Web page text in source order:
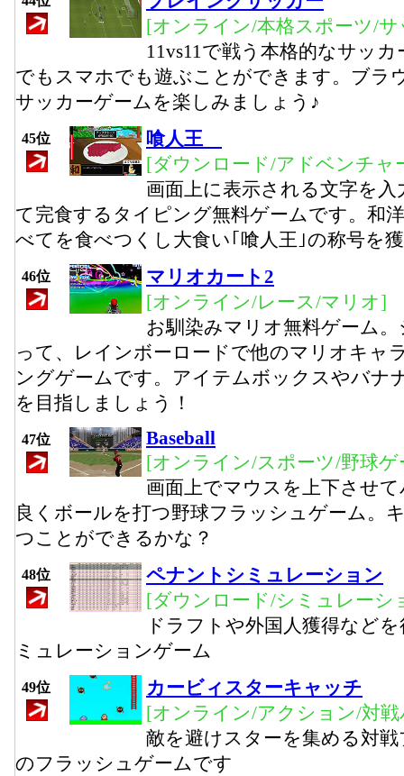
[オンライン/本格スポーツ/
11vs11で戦う本格的なサッ
でもスマホでも遊ぶことができます。ブラ
サッカーゲームを楽しみましょう♪
45位
喰人王
[ダウンロード/アドベンチャ
画面上に表示される文字を
て完食するタイピング無料ゲームです。和
べてを食べつくし大食い｢喰人王｣の称号を
46位
マリオカート2
[オンライン/レース/マリオ]
お馴染みマリオ無料ゲーム
って、レインボーロードで他のマリオキャ
ングゲームです。アイテムボックスやバナ
を目指しましょう！
47位
Baseball
[オンライン/スポーツ/野球ゲ
画面上でマウスを上下させ
良くボールを打つ野球フラッシュゲーム。
つことができるかな？
48位
ペナントシミュレーション
[ダウンロード/シミュレーシ
ドラフトや外国人獲得など
ミュレーションゲーム
49位
カービィスターキャッチ
[オンライン/アクション/対
敵を避けスターを集める対
のフラッシュゲームです